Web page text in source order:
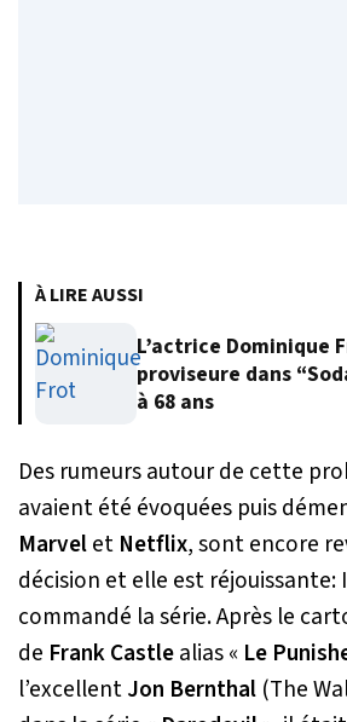
À LIRE AUSSI
L’actrice Dominique
proviseure dans
à 68 ans
Des rumeurs autour de cette
avaient été évoquées puis
Marvelet Netflix, sont encore
décision et elle est
commandé la série. Après le
de Frank Castlealias « Le
l’excellentJon Bernthal (The